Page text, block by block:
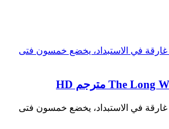
غارقة في الاستبداد، يخضع خمسون فتى
غارقة في الاستبداد، يخضع خمسون فتى